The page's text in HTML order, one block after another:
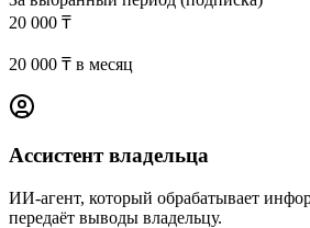
20 000 ₸
20 000 ₸ в месяц
Ассистент владельца
ИИ-агент, который обрабатывает
передаёт выводы владельцу.